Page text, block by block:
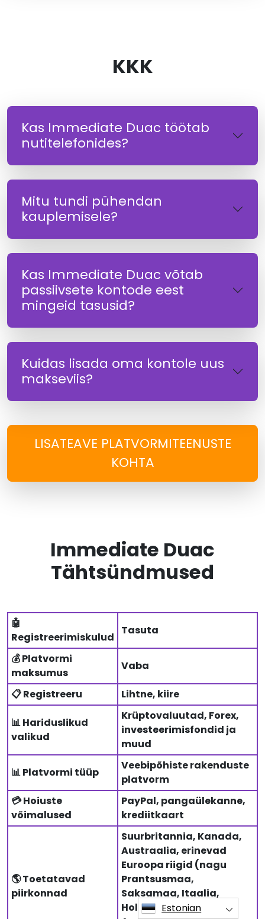
KKK
Kas Immediate Duac töötab
nutitelefonides?
Mitu tundi pühendan
kauplemisele?
Kas Immediate Duac võtab
passiivsete kontode eest
mingeid tasusid?
Kuidas lisada oma kontole uus
makseviis?
LISATEAVE PLATVORMITEENUSTE
KOHTA
Immediate Duac
Tähtsündmused
🤖
Registreerimiskulud
Tasuta
💰 Platvormi
maksumus
Vaba
📋 Registreeru Lihtne, kiire
📊 Hariduslikud
valikud
Krüptovaluutad, Forex,
investeerimisfondid ja
muud
📊 Platvormi tüüp
Veebipõhiste rakenduste
platvorm
💳 Hoiuste
võimalused
PayPal, pangaülekanne,
krediitkaart
🌎 Toetatavad
piirkonnad
Suurbritannia, Kanada,
Austraalia, erinevad
Euroopa riigid (nagu
Prantsusmaa,
Saksamaa, Itaalia,
Holland), enamik
Estonian